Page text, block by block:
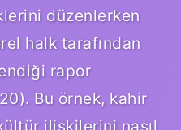
düzenlerken
halk tarafından
rapor
Bu örnek, kahir
ilişkilerini nasıl